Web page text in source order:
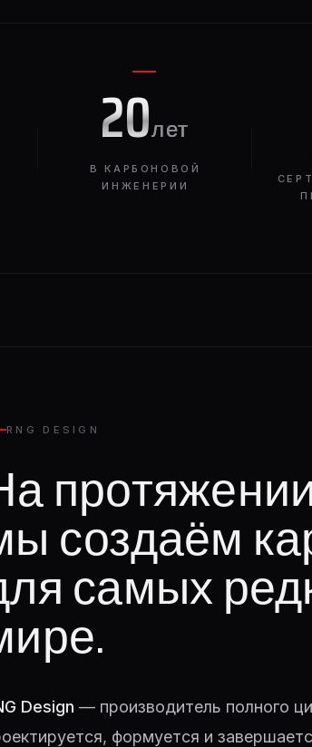
20лет
В КАРБОНОВОЙ
ИНЖЕНЕРИИ
RNG DESIGN
создаём
самых
Design — производитель полного
формуется и